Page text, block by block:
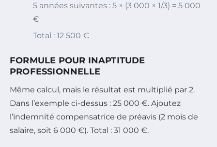
5 années suivantes : 5 × (3 000 × 1/3) = 5 000
€
Total : 12 500 €
FORMULE POUR INAPTITUDE
PROFESSIONNELLE
Même calcul, mais le résultat est multiplié par 2.
Dans l’exemple ci-dessus : 25 000 €. Ajoutez
l’indemnité compensatrice de préavis (2 mois de
salaire, soit 6 000 €). Total : 31 000 €.